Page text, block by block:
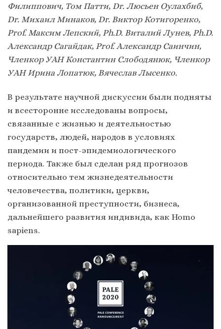
Филиппович, Том Патти, Dr. Люсьен Оулахбиб,
Dr. Михаил Минаков, Dr. Виктор Котигоренко,
Prof. Максим Лепский, Ph.D. Виталий Лунев, Ph.D.
Александр Сагайдак, Prof. Александр Саинчин,
Членкор УАН Константин Слободянюк, Членкор
УАН Ирина Лопатюк, Вячеслав Лысенко.
В результате научной дискуссии были подняты
и всесторонне исследованы вопросы,
связанные с жизнью и деятельностью
государств, людей, народов в условиях
пандемии и пост-эпидемиологического
периода. Также был сделан ряд прогнозов
относительно тем жизнедеятельности
человечества, политики, церкви,
организованной преступности, бизнеса,
дальнейшего развития индивида, как Homo
sapiens.